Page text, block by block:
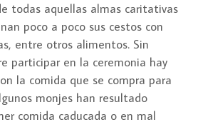
todas aquellas almas caritativas
poco a poco sus cestos con
entre otros alimentos. Sin
participar en la ceremonia hay
la comida que se compra para
monjes han resultado
comida caducada o en mal